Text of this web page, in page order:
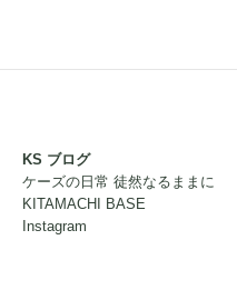
KS ブログ
ケーズの日常 徒然なるままに
KITAMACHI BASE
Instagram